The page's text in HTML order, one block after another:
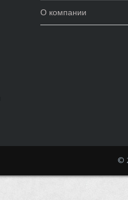
О компании
©